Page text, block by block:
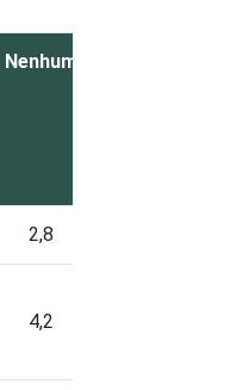
Nenhum
2,8
4,2